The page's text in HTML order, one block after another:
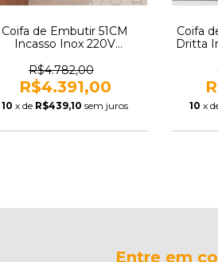
Coifa de Embutir 51CM
Incasso Inox 220V
R$4.782,00
R$4.391,00
10 x de R$439,10 sem juros
Coifa
Dritta
10 x
Entre em